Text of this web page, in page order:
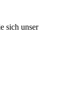
sich unser